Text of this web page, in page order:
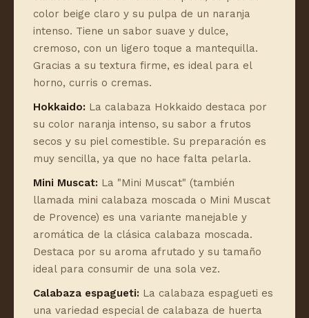
color beige claro y su pulpa de un naranja
intenso. Tiene un sabor suave y dulce,
cremoso, con un ligero toque a mantequilla.
Gracias a su textura firme, es ideal para el
horno, curris o cremas.
Hokkaido: La calabaza Hokkaido destaca por
su color naranja intenso, su sabor a frutos
secos y su piel comestible. Su preparación es
muy sencilla, ya que no hace falta pelarla.
Mini Muscat: La "Mini Muscat" (también
llamada mini calabaza moscada o Mini Muscat
de Provence) es una variante manejable y
aromática de la clásica calabaza moscada.
Destaca por su aroma afrutado y su tamaño
ideal para consumir de una sola vez.
Calabaza espagueti: La calabaza espagueti es
una variedad especial de calabaza de huerta